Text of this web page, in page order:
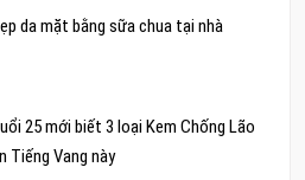
da mặt bằng sữa chua tại nhà
25 mới biết 3 loại Kem Chống Lão
Tiếng Vang này